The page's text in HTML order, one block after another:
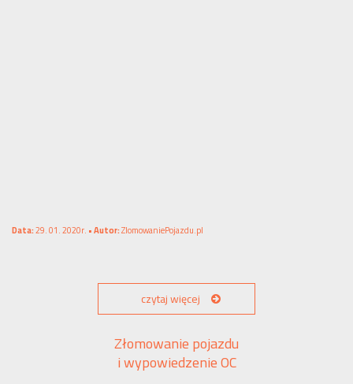
Data:29. 01. 2020r. •Autor:ZlomowaniePojazdu.pl
czytaj więcej
Złomowanie pojazdu
i wypowiedzenie OC